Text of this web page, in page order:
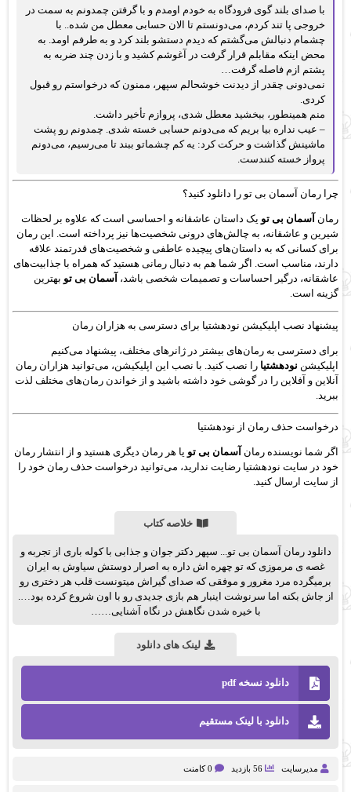
با صدای بلند گوی فرودگاه به خودم اومدم و با گرفتن چمدونم به سمت در
خروجی پا تند کردم، می‌دونستم تا الان حسابی معطل من شده.. با
چشمام دنبالش می‌گشتم که دیدم دستشو بلند کرد و به طرفم اومد. به
محض اینکه مقابلم قرار گرفت در آغوشم کشید و با زدن چند ضربه به
پشتم ازم فاصله گرفت…
نمی‌دونی چقدر از دیدنت خوشحالم سپهر، ممنون که درخواستم رو قبول
کردی.
منم همینطور، ببخشید معطل شدی، پروازم تأخیر داشت.
– عیب نداره بیا بریم که می‌دونم حسابی خسته شدی. چمدونم رو پشت
ماشینش گذاشت و حرکت کرد: یه کم چشماتو ببند تا می‌رسیم، می‌دونم
پرواز خسته کنندست.
چرا رمان آسمان بی تو را دانلود کنید؟
رمان آسمان بی تو یک داستان عاشقانه و احساسی است که علاوه بر لحظات
شیرین و عاشقانه، به چالش‌های درونی شخصیت‌ها نیز پرداخته است. این رمان
برای کسانی که به داستان‌های پیچیده عاطفی و شخصیت‌های قدرتمند علاقه
دارند، مناسب است. اگر شما هم به دنبال رمانی هستید که همراه با جذابیت‌های
عاشقانه، درگیر احساسات و تصمیمات شخصی باشد، آسمان بی تو بهترین
گزینه است.
پیشنهاد نصب اپلیکیشن نودهشتیا برای دسترسی به هزاران رمان
برای دسترسی به رمان‌های بیشتر در ژانرهای مختلف، پیشنهاد می‌کنیم
اپلیکیشن نودهشتیا را نصب کنید. با نصب این اپلیکیشن، می‌توانید هزاران رمان
آنلاین و آفلاین را در گوشی خود داشته باشید و از خواندن رمان‌های مختلف لذت
ببرید.
درخواست حذف رمان از نودهشتیا
اگر شما نویسنده رمان آسمان بی تو یا هر رمان دیگری هستید و از انتشار رمان
خود در سایت نودهشتیا رضایت ندارید، می‌توانید درخواست حذف رمان خود را
از سایت ارسال کنید.
خلاصه کتاب
دانلود رمان آسمان بی تو... سپهر دکتر جوان و جذابی با کوله باری از تجربه و
غصه ی مرموزی که تو چهره اش داره به اصرار دوستش سیاوش به ایران
برمیگرده مرد مغرور و موفقی که صدای گیراش میتونست قلب هر دختری رو
از جاش بکنه اما سرنوشت اینبار هم بازی جدیدی رو با اون شروع کرده بود….
با خیره شدن نگاهش در نگاه آشنایی……
لینک های دانلود
دانلود نسخه pdf
دانلود با لینک مستقیم
مدیرسایت 56 بازدید 0 کامنت